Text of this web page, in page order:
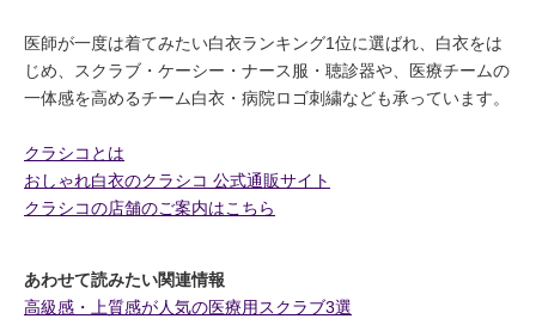
医師が一度は着てみたい白衣ランキング1位に選ばれ、白衣をは
じめ、スクラブ・ケーシー・ナース服・聴診器や、医療チームの
一体感を高めるチーム白衣・病院ロゴ刺繍なども承っています。
クラシコとは
おしゃれ白衣のクラシコ 公式通販サイト
クラシコの店舗のご案内はこちら
あわせて読みたい関連情報
高級感・上質感が人気の医療用スクラブ3選